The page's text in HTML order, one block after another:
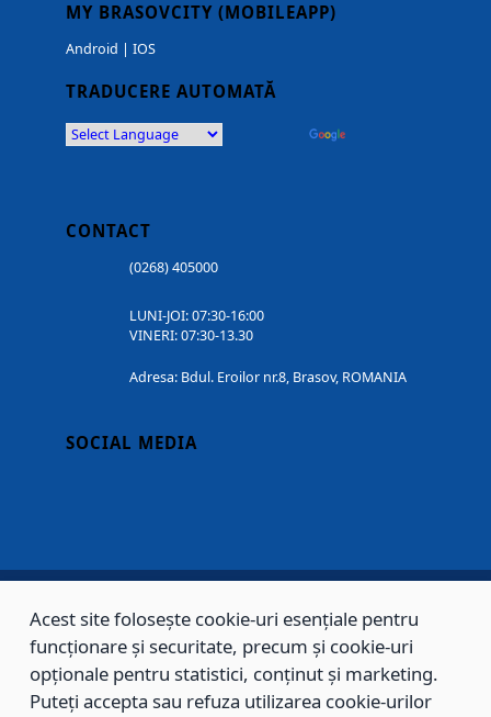
MY BRASOVCITY (MOBILEAPP)
Android | IOS
TRADUCERE AUTOMATĂ
CONTACT
(0268) 405000
LUNI-JOI: 07:30-16:00
VINERI: 07:30-13.30
Adresa: Bdul. Eroilor nr.8, Brasov, ROMANIA
SOCIAL MEDIA
Copyright © 2002 - 2026 - PRIMĂRIA MUNICIPIULUI BRAȘOV, toate drepturile
rezervate.
Acest site folosește cookie-uri esențiale pentru
funcționare și securitate, precum și cookie-uri
opționale pentru statistici, conținut și marketing.
Puteți accepta sau refuza utilizarea cookie-urilor